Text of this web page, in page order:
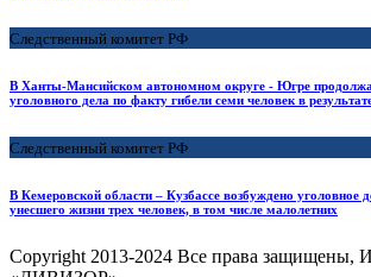
Следственный комитет РФ
В Ханты-Мансийском автономном округе - Югре
уголовного дела по факту гибели семи человек в
Следственный комитет РФ
В Кемеровской области – Кузбассе возбуждено уголовное
унесшего жизни трех человек, в том числе малолетних
Copyright 2013-2024 Все права защищены,